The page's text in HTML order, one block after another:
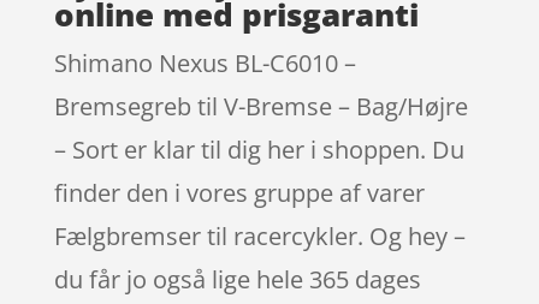
online med prisgaranti
Shimano Nexus BL-C6010 –
Bremsegreb til V-Bremse – Bag/Højre
– Sort er klar til dig her i shoppen. Du
finder den i vores gruppe af varer
Fælgbremser til racercykler. Og hey –
du får jo også lige hele 365 dages